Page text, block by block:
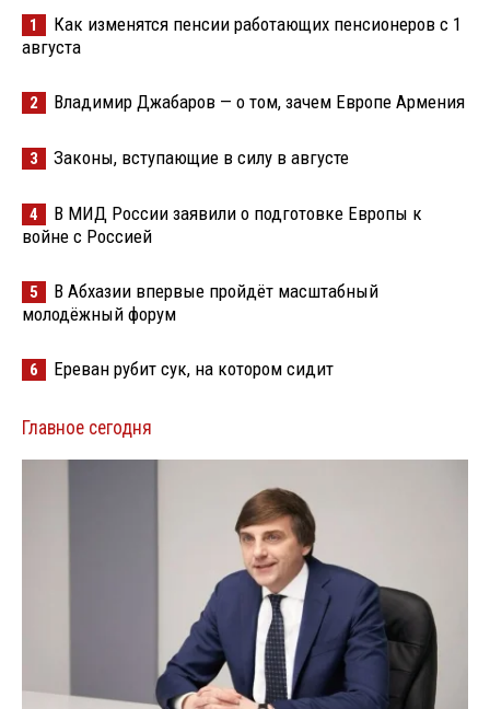
1
Как изменятся пенсии работающих пенсионеров с 1
августа
2 Владимир Джабаров — о том, зачем Европе Армения
3 Законы, вступающие в силу в августе
4
В МИД России заявили о подготовке Европы к
войне с Россией
5
В Абхазии впервые пройдёт масштабный
молодёжный форум
6 Ереван рубит сук, на котором сидит
Главное сегодня